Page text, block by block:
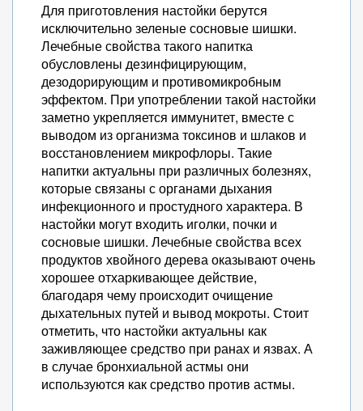
Для приготовления настойки берутся
исключительно зеленые сосновые шишки.
Лечебные свойства такого напитка
обусловлены дезинфицирующим,
дезодорирующим и противомикробным
эффектом. При употреблении такой настойки
заметно укрепляется иммунитет, вместе с
выводом из организма токсинов и шлаков и
восстановлением микрофлоры. Такие
напитки актуальны при различных болезнях,
которые связаны с органами дыхания
инфекционного и простудного характера. В
настойки могут входить иголки, почки и
сосновые шишки. Лечебные свойства всех
продуктов хвойного дерева оказывают очень
хорошее отхаркивающее действие,
благодаря чему происходит очищение
дыхательных путей и вывод мокроты. Стоит
отметить, что настойки актуальны как
заживляющее средство при ранах и язвах. А
в случае бронхиальной астмы они
используются как средство против астмы.